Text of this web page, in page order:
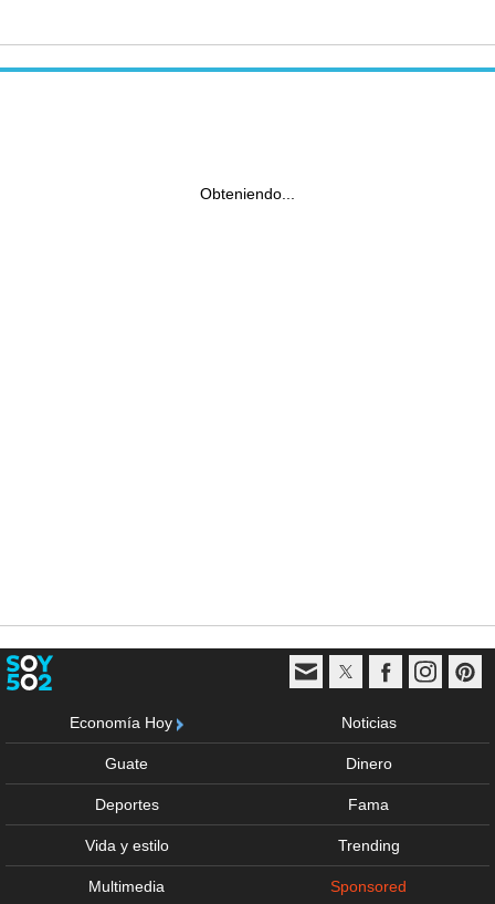
Obteniendo...
Economía Hoy Noticias
Guate Dinero
Deportes Fama
Vida y estilo Trending
Multimedia Sponsored